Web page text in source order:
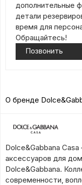
дополнительные
детали
время для
Обращайтесь!
Позвонить
О бренде
Dolce&Gabbana
аксессуаров для
Dolce&Gabbana.
современности,